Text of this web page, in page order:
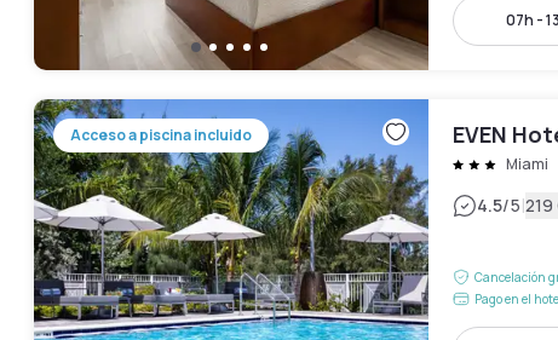
07h -
Acceso a piscina incluido EVEN
Miami
4.5/5|
Cancelación
Pago en el